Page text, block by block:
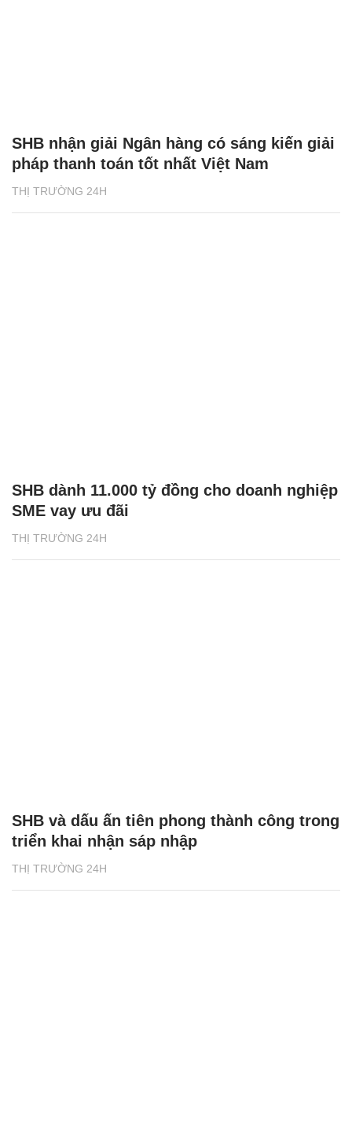
THỊ TRƯỜNG 24H
SHB nhận giải Ngân hàng có sáng kiến giải
pháp thanh toán tốt nhất Việt Nam
THỊ TRƯỜNG 24H
SHB dành 11.000 tỷ đồng cho doanh nghiệp
SME vay ưu đãi
THỊ TRƯỜNG 24H
SHB và dấu ấn tiên phong thành công trong
triển khai nhận sáp nhập